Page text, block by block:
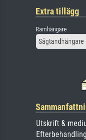
Extra tillägg
Ramhängare
Sågtandhängare
Utskrift &
Efterbehandling